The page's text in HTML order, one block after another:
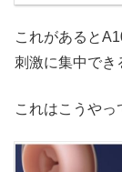
これがあると
刺激に集中でき
これはこうやっ